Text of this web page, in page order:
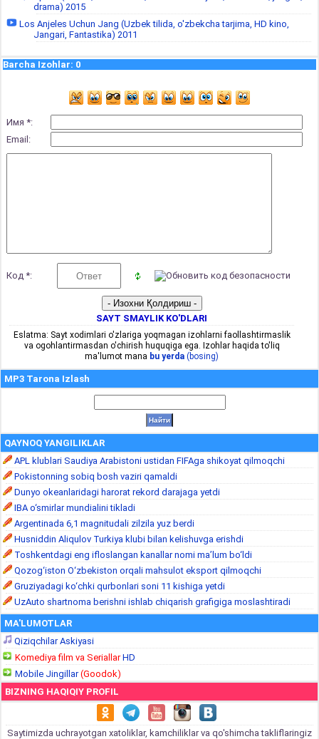
drama) 2015
Los Anjeles Uchun Jang (Uzbek tilida, o'zbekcha tarjima, HD kino,
Jangari, Fantastika) 2011
Barcha Izohlar: 0
Имя *:
Email:
Код *:
SAYT SMAYLIK KO'DLARI
Eslatma: Sayt xodimlari o'zlariga yoqmagan izohlarni faollashtirmaslik
va ogohlantirmasdan o'chirish huquqiga ega. Izohlar haqida to'liq
ma'lumot mana bu yerda (bosing)
MP3 Tarona Izlash
QAYNOQ YANGILIKLAR
APL klublari Saudiya Arabistoni ustidan FIFAga shikoyat qilmoqchi
Pokistonning sobiq bosh vaziri qamaldi
Dunyo okeanlaridagi harorat rekord darajaga yetdi
IBA o‘smirlar mundialini tikladi
Argentinada 6,1 magnitudali zilzila yuz berdi
Husniddin Aliqulov Turkiya klubi bilan kelishuvga erishdi
Toshkentdagi eng ifloslangan kanallar nomi ma’lum bo‘ldi
Qozog‘iston O‘zbekiston orqali mahsulot eksport qilmoqchi
Gruziyadagi ko‘chki qurbonlari soni 11 kishiga yetdi
UzAuto shartnoma berishni ishlab chiqarish grafigiga moslashtiradi
MA'LUMOTLAR
Qiziqchilar Askiyasi
Komediya film va SeriallarHD
Mobile Jingillar(Goodok)
BIZNING HAQIQIY PROFIL
Saytimizda uchrayotgan xatoliklar, kamchiliklar va qo'shimcha takliflaringiz